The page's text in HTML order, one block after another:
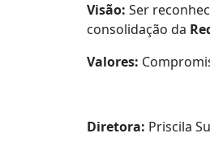
Visão: Ser
consolidação da
Valores:
Diretora: Priscila